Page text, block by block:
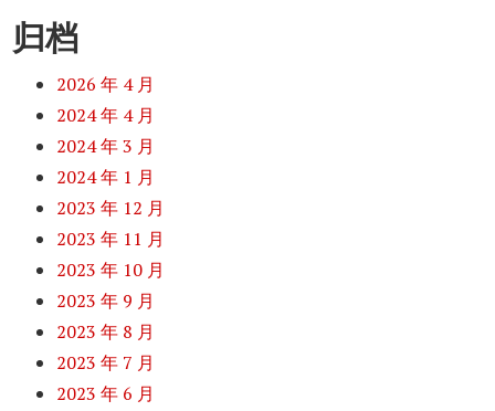
归档
2026 年 4 月
2024 年 4 月
2024 年 3 月
2024 年 1 月
2023 年 12 月
2023 年 11 月
2023 年 10 月
2023 年 9 月
2023 年 8 月
2023 年 7 月
2023 年 6 月